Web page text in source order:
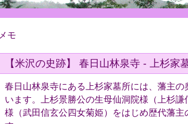
メモ
【米沢の史跡】 春日山林泉寺 - 上杉家
春日山林泉寺にある上杉家墓所には、藩主
います。上杉景勝公の生母仙洞院様（上杉
様（武田信玄公四女菊姫）をはじめ歴代藩